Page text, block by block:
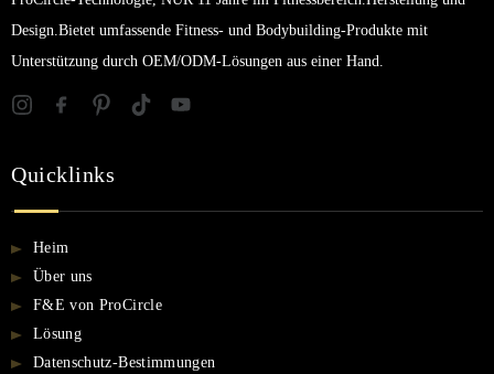
Design.Bietet umfassende Fitness- und Bodybuilding-Produkte mit
Unterstützung durch OEM/ODM-Lösungen aus einer Hand.
Quicklinks
Heim
Über uns
F&E von ProCircle
Lösung
Datenschutz-Bestimmungen